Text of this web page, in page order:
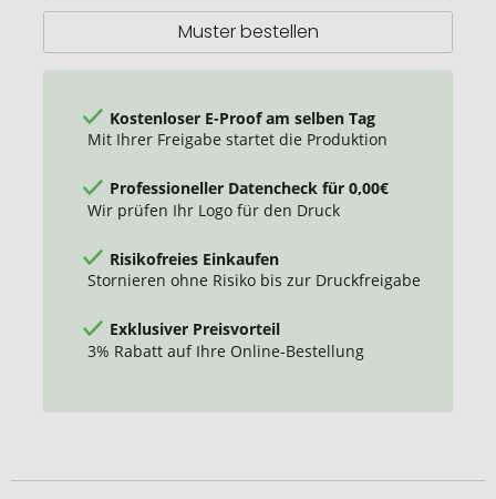
Muster bestellen
Kostenloser E-Proof am selben Tag
Mit Ihrer Freigabe startet die Produktion
Professioneller Datencheck für 0,00€
Wir prüfen Ihr Logo für den Druck
Risikofreies Einkaufen
Stornieren ohne Risiko bis zur Druckfreigabe
Exklusiver Preisvorteil
3% Rabatt auf Ihre Online-Bestellung